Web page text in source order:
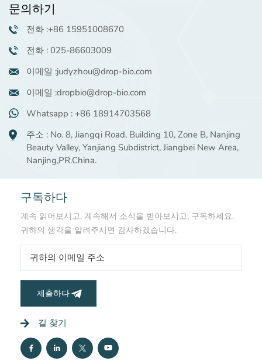
의해 주세요. 우리는 또한
귀하가 참조할 수 있도록
레시피를 제공할 수 있습
니다. 최소 주문 수량은
협상 가능하며 일반적으
로 25kg입니다..
며 일반적으로 25kg입니
문의하기
전화 :+86 15951008670
전화 : 025-86603009
이메일 :judyzhou@drop-bio.com
이메일 :dropbio@drop-bio.com
Whatsapp : +86 18914703568
주소 : No. 8, Jiangqi Road, Building 10, Zone B, Nanjing
Beauty Valley, Yanjiang Subdistrict, Jiangbei New Area,
Nanjing,PR.China.
구독하다
계속 읽어보시고, 계속해서 소식을 받아보시고, 구독하세요.
귀하의 생각을 알려주시면 감사하겠습니다.
제출하다
길 찾기